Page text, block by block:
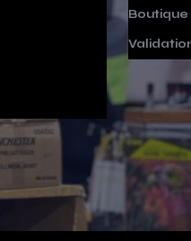
Boutique